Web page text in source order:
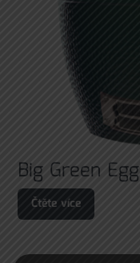
Big Green
Čtěte více